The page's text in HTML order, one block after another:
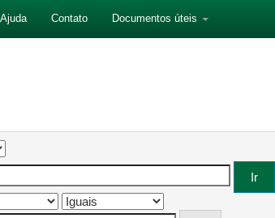
Ajuda Contato Documentos úteis